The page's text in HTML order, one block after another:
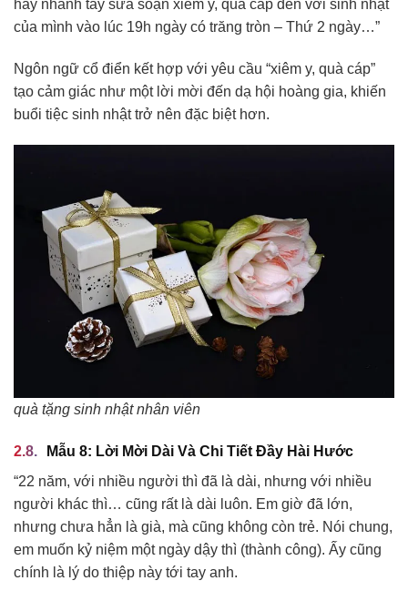
hãy nhanh tay sửa soạn xiêm y, quà cáp đến với sinh nhật
của mình vào lúc 19h ngày có trăng tròn – Thứ 2 ngày…”
Ngôn ngữ cổ điển kết hợp với yêu cầu “xiêm y, quà cáp”
tạo cảm giác như một lời mời đến dạ hội hoàng gia, khiến
buổi tiệc sinh nhật trở nên đặc biệt hơn.
quà tặng sinh nhật nhân viên
Mẫu 8: Lời Mời Dài Và Chi Tiết Đầy Hài Hước
“22 năm, với nhiều người thì đã là dài, nhưng với nhiều
người khác thì… cũng rất là dài luôn. Em giờ đã lớn,
nhưng chưa hẳn là già, mà cũng không còn trẻ. Nói chung,
em muốn kỷ niệm một ngày dậy thì (thành công). Ấy cũng
chính là lý do thiệp này tới tay anh.